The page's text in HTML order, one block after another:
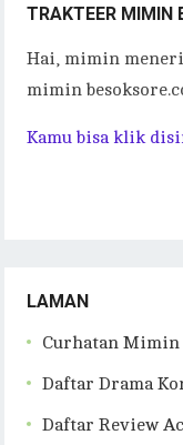
TRAKTEER MIMIN
Hai, mimin
mimin
Kamu bisa klik
LAMAN
Curhatan Mimin
Daftar Drama
Daftar Review